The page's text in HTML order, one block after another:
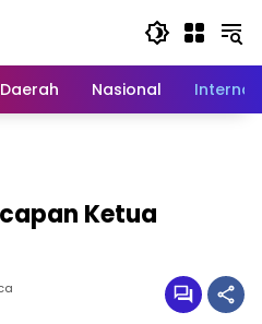
Daerah Nasional
Ketua